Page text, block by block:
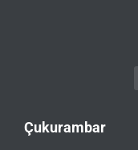
Çukurambar